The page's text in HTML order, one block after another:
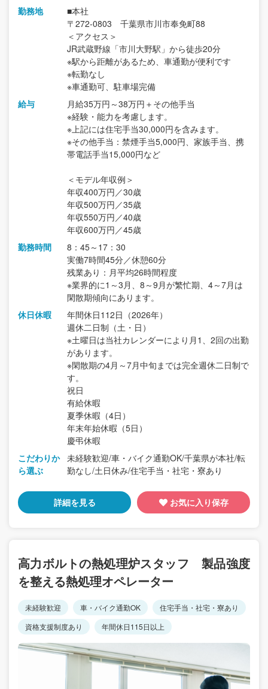
勤務地
■本社
〒272-0803 千葉県市川市奉免町88
＜アクセス＞
JR武蔵野線「市川大野駅」から徒歩20分
※駅から距離があるため、車通勤が便利です
※転勤なし
※車通勤可、駐車場完備
給与
月給35万円～38万円＋その他手当
※経験・能力を考慮します。
※上記には住宅手当30,000円を含みます。
※その他手当：禁煙手当5,000円、家族手当、携
帯電話手当15,000円など
＜モデル年収例＞
年収400万円／30歳
年収500万円／35歳
年収550万円／40歳
年収600万円／45歳
勤務時間
8：45～17：30
実働7時間45分／休憩60分
残業あり：月平均26時間程度
※業界的に1～3月、8～9月が繁忙期、4～7月は
閑散期傾向にあります。
休日休暇
年間休日112日（2026年）
週休二日制（土・日）
※土曜日は当社カレンダーにより月1、2回の出勤
があります。
※閑散期の4月～7月中旬までは完全週休二日制で
す。
祝日
有給休暇
夏季休暇（4日）
年末年始休暇（5日）
慶弔休暇
こだわりか
ら選ぶ
未経験歓迎/車・バイク通勤OK/千葉県が本社/転
勤なし/土日休み/住宅手当・社宅・寮あり
詳細を見る お気に入り保存
高力ボルトの熱処理炉スタッフ 製品強度
を整える熱処理オペレーター
未経験歓迎 車・バイク通勤OK
住宅手当・社宅・寮あり
資格支援制度あり
年間休日115日以上